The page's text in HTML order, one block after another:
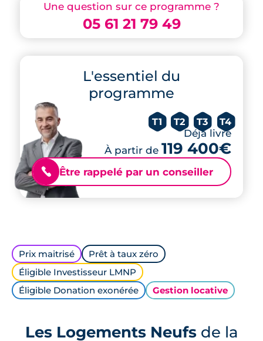
Une question sur ce programme ?
05 61 21 79 49
L'essentiel du
programme
T1 T2 T3 T4
Déjà livré
À partir de 119 400€
📞 Être rappelé par un conseiller
Prix maitrisé
Prêt à taux zéro
Éligible Investisseur LMNP
Éligible Donation exonérée
Gestion locative
Les Logements Neufsde la